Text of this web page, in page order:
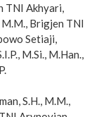
TNI Akhyari,
M.M., Brigjen TNI
Setiaji,
M.Si., M.Han.,
S.H., M.M.,